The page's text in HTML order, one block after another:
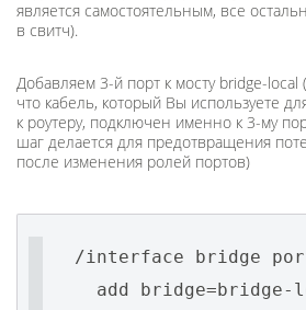
является самостоятельным, все
в свитч).
Добавляем 3-й порт к мосту bridge-local (
что кабель, который Вы используете
к роутеру, подключен именно к 3-му
шаг делается для предотвращения
после изменения ролей портов)
/interface bridge
add bridge=bridge-